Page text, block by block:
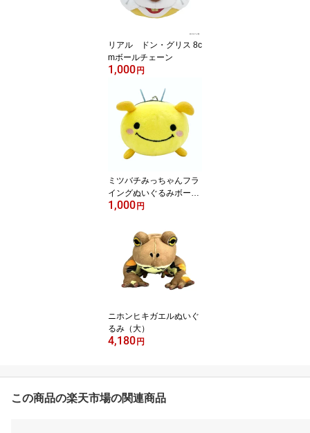
リアル ドン・グリス 8c
mボールチェーン
1,000円
ミツバチみっちゃんフラ
イングぬいぐるみボール
チェーン
1,000円
ニホンヒキガエルぬいぐ
るみ（大）
4,180円
この商品の楽天市場の関連商品